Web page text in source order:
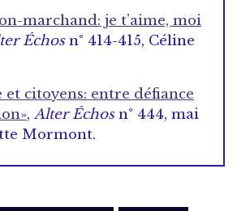
marchand: je t’aime, moi
Échosn° 414-415, Céline
et citoyens: entre défiance
, Alter Échosn° 444, mai
Mormont.